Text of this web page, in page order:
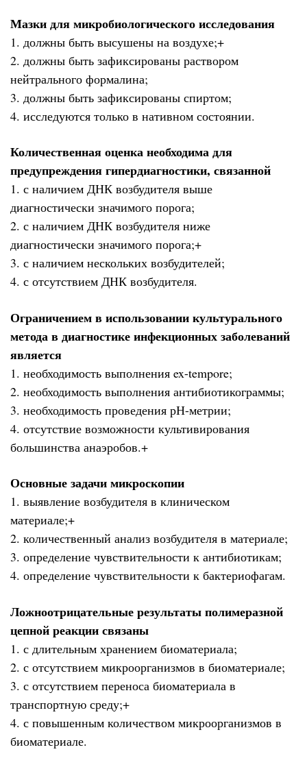
Мазки для микробиологического исследования
1. должны быть высушены на воздухе;+
2. должны быть зафиксированы раствором
нейтрального формалина;
3. должны быть зафиксированы спиртом;
4. исследуются только в нативном состоянии.
Количественная оценка необходима для
предупреждения гипердиагностики, связанной
1. с наличием ДНК возбудителя выше
диагностически значимого порога;
2. с наличием ДНК возбудителя ниже
диагностически значимого порога;+
3. с наличием нескольких возбудителей;
4. с отсутствием ДНК возбудителя.
Ограничением в использовании культурального
метода в диагностике инфекционных заболеваний
является
1. необходимость выполнения ex-tempore;
2. необходимость выполнения антибиотикограммы;
3. необходимость проведения рН-метрии;
4. отсутствие возможности культивирования
большинства анаэробов.+
Основные задачи микроскопии
1. выявление возбудителя в клиническом
материале;+
2. количественный анализ возбудителя в материале;
3. определение чувствительности к антибиотикам;
4. определение чувствительности к бактериофагам.
Ложноотрицательные результаты полимеразной
цепной реакции связаны
1. с длительным хранением биоматериала;
2. с отсутствием микроорганизмов в биоматериале;
3. с отсутствием переноса биоматериала в
транспортную среду;+
4. с повышенным количеством микроорганизмов в
биоматериале.